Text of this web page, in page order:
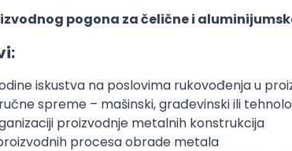
pogona za čelične i
iskustva na poslovima rukovođenja u
spreme – mašinski, građevinski ili
proizvodnje metalnih konstrukcija
procesa obrade metala